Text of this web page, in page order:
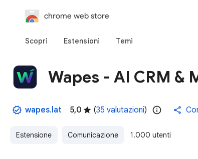
chrome web store
Scopri Estensioni Temi
Wapes - AI CRM &
wapes.lat 5,0 (35 valutazioni)
Estensione Comunicazione 1.000 utenti